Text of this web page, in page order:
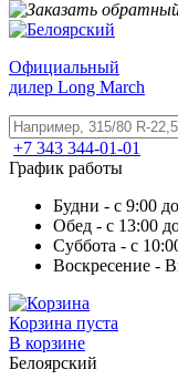
Официальный
дилер Long March
+7 343 344-01-01
График работы
Будни - с 9:00
Обед - с 13:00
Суббота - с
Воскресение -
Корзина пуста
В корзине
Белоярский